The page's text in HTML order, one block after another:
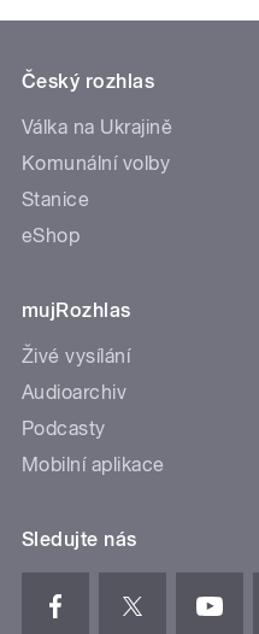
Český rozhlas
Válka na Ukrajině
Komunální volby
Stanice
eShop
mujRozhlas
Živé vysílání
Audioarchiv
Podcasty
Mobilní aplikace
Sledujte nás